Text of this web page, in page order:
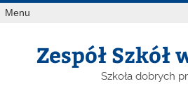
Menu
Zespół Szkół
Szkoła dobrych